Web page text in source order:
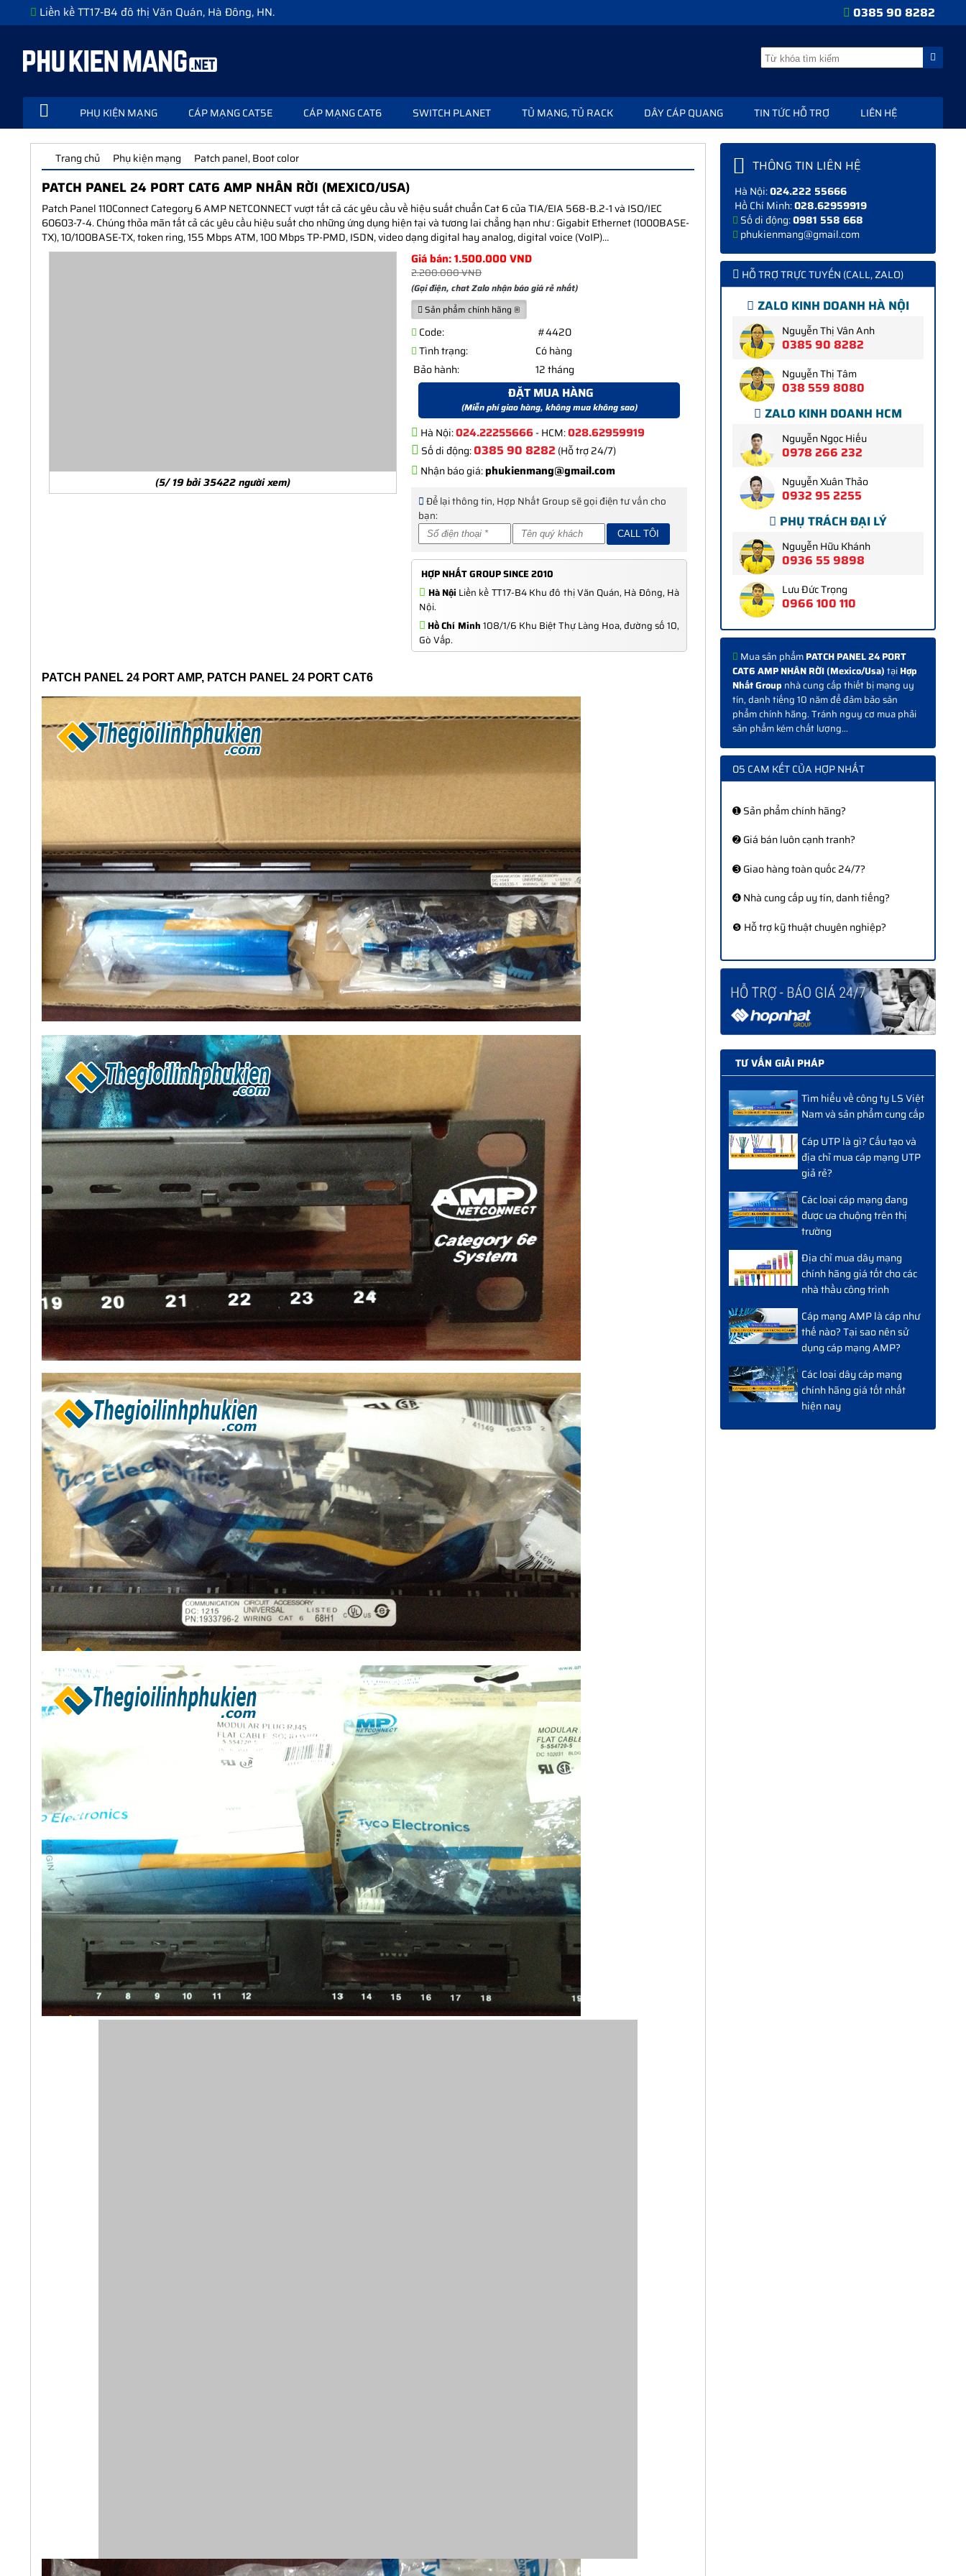
Liền kề TT17-B4 đô thị Văn Quán, Hà Đông, HN. 0385 90 8282
PHỤ KIỆN MẠNG CÁP MẠNG CAT5E CÁP MẠNG CAT6 SWITCH PLANET TỦ MẠNG, TỦ RACK DÂY CÁP QUANG TIN TỨC HỖ TRỢ LIÊN HỆ
Trang chủ Phụ kiện mạng Patch panel, Boot color
PATCH PANEL 24 PORT CAT6 AMP NHÂN RỜI (MEXICO/USA)
Patch Panel 110Connect Category 6 AMP NETCONNECT vượt tất cả các yêu cầu về hiệu suất chuẩn Cat 6 của TIA/EIA 568-B.2-1 và ISO/IEC
60603-7-4. Chúng thỏa mãn tất cả các yêu cầu hiệu suất cho những ứng dụng hiện tại và tương lai chẳng hạn như : Gigabit Ethernet (1000BASE-
TX), 10/100BASE-TX, token ring, 155 Mbps ATM, 100 Mbps TP-PMD, ISDN, video dạng digital hay analog, digital voice (VoIP)…
(5/ 19 bởi 35422 người xem)
Giá bán: 1.500.000 VND
2.200.000 VND
(Gọi điện, chat Zalo nhận báo giá rẻ nhất)
Sản phẩm chính hãng ®
Code:
#4420
Tình trạng:
Có hàng
Bảo hành:
12 tháng
ĐẶT MUA HÀNG
(Miễn phí giao hàng, không mua không sao)
Hà Nội:024.22255666- HCM:028.62959919
Số di động:0385 90 8282 (Hỗ trợ 24/7)
Nhận báo giá:phukienmang@gmail.com
Để lại thông tin, Hợp Nhất Group sẽ gọi điện tư vấn cho
bạn:
HỢP NHẤT GROUP SINCE 2010
Hà Nội Liền kề TT17-B4 Khu đô thị Văn Quán, Hà Đông, Hà
Nội.
Hồ Chí Minh108/1/6 Khu Biệt Thự Làng Hoa, đường số 10,
Gò Vấp.
PATCH PANEL 24 PORT AMP, PATCH PANEL 24 PORT CAT6
THÔNG TIN LIÊN HỆ
Hà Nội:024.222 55666
Hồ Chí Minh:028.62959919
Số di động:0981 558 668
phukienmang@gmail.com
HỖ TRỢ TRỰC TUYẾN (CALL, ZALO)
ZALO KINH DOANH HÀ NỘI
Nguyễn Thị Vân Anh
0385 90 8282
Nguyễn Thị Tâm
038 559 8080
ZALO KINH DOANH HCM
Nguyễn Ngọc Hiếu
0978 266 232
Nguyễn Xuân Thảo
0932 95 2255
PHỤ TRÁCH ĐẠI LÝ
Nguyễn Hữu Khánh
0936 55 9898
Lưu Đức Trọng
0966 100 110
Mua sản phẩmPATCH PANEL 24 PORT
CAT6 AMP NHÂN RỜI (Mexico/Usa)tạiHợp
Nhất Group nhà cung cấp thiết bị mạng uy
tín, danh tiếng 10 năm để đảm bảo sản
phẩm chính hãng. Tránh nguy cơ mua phải
sản phẩm kém chất lượng...
05 CAM KẾT CỦA HỢP NHẤT
➊ Sản phẩm chính hãng?
➋ Giá bán luôn cạnh tranh?
➌ Giao hàng toàn quốc 24/7?
➍ Nhà cung cấp uy tín, danh tiếng?
❺ Hỗ trợ kỹ thuật chuyên nghiệp?
TƯ VẤN GIẢI PHÁP
Tìm hiểu về công ty LS Việt
Nam và sản phẩm cung cấp
Cáp UTP là gì? Cấu tạo và
địa chỉ mua cáp mạng UTP
giả rẻ?
Các loại cáp mạng đang
được ưa chuộng trên thị
trường
Địa chỉ mua dây mạng
chính hãng giá tốt cho các
nhà thầu công trình
Cáp mạng AMP là cáp như
thế nào? Tại sao nên sử
dụng cáp mạng AMP?
Các loại dây cáp mạng
chính hãng giá tốt nhất
hiện nay